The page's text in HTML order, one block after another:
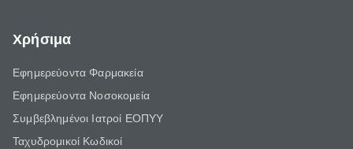
Χρήσιμα
Εφημερεύοντα Φαρμακεία
Εφημερεύοντα Νοσοκομεία
Συμβεβλημένοι Ιατροί ΕΟΠΥΥ
Ταχυδρομικοί Κωδικοί